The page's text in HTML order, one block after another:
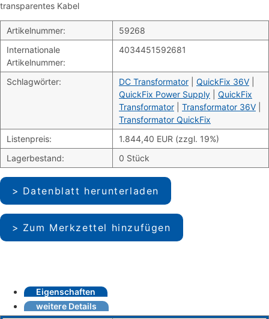
transparentes Kabel
Artikelnummer:
59268
Internationale
Artikelnummer:
4034451592681
Schlagwörter: DC Transformator QuickFix 36V
QuickFix Power Supply
QuickFix
Transformator
Transformator 36V
Transformator QuickFix
Listenpreis:
1.844,40 EUR (zzgl. 19%)
Lagerbestand:
0 Stück
Datenblatt herunterladen
Zum Merkzettel hinzufügen
Eigenschaften
weitere Details